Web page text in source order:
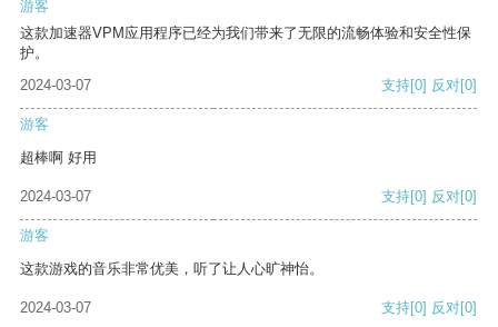
游客
这款加速器VPM应用程序已经为我们带来了无限的流畅体验和安全性保
护。
2024-03-07
支持[0] 反对[0]
游客
超棒啊 好用
2024-03-07 支持[0] 反对[0]
游客
这款游戏的音乐非常优美，听了让人心旷神怡。
2024-03-07 支持[0] 反对[0]